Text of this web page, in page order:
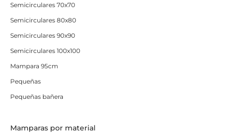
Semicirculares 70x70
Semicirculares 80x80
Semicirculares 90x90
Semicirculares 100x100
Mampara 95cm
Pequeñas
Pequeñas bañera
Mamparas por material